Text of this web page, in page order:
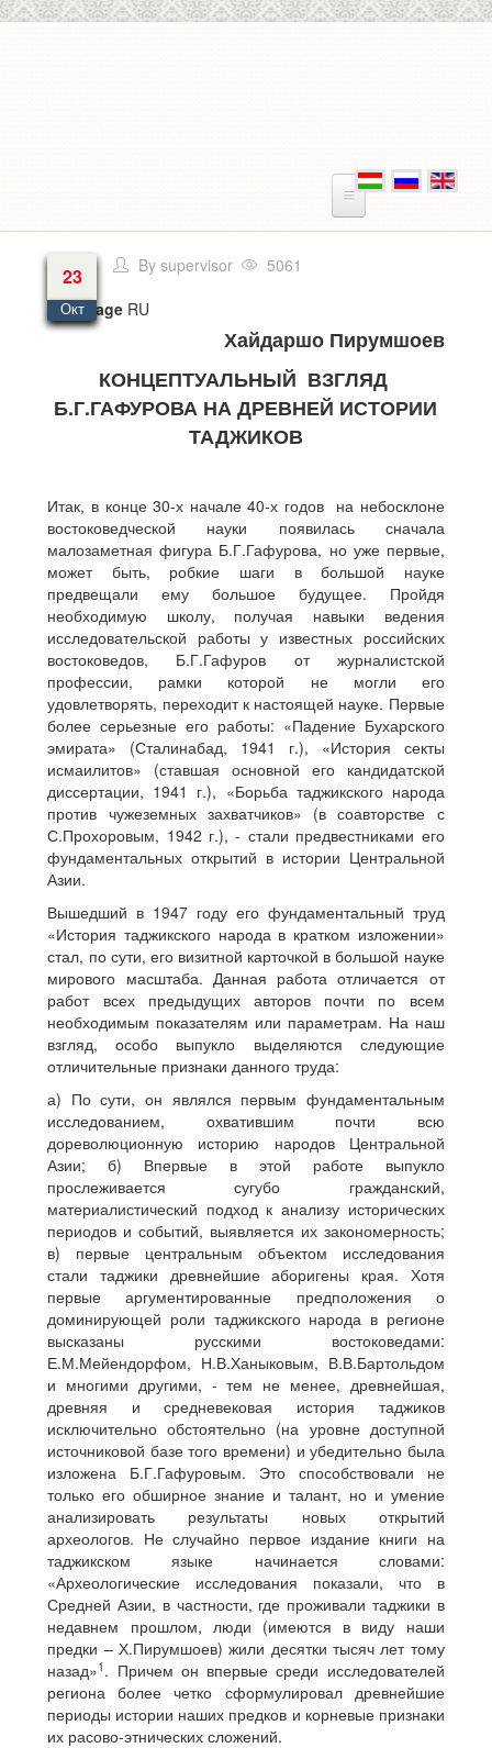
23
Окт
Bysupervisor
5061
Language RU
Хайдаршо Пирумшоев
КОНЦЕПТУАЛЬНЫЙ ВЗГЛЯД
Б.Г.ГАФУРОВА НА ДРЕВНЕЙ ИСТОРИИ
ТАДЖИКОВ
Итак, в конце 30-х начале 40-х годов на небосклоне
востоковедческой науки появилась сначала
малозаметная фигура Б.Г.Гафурова, но уже первые,
может быть, робкие шаги в большой науке
предвещали ему большое будущее. Пройдя
необходимую школу, получая навыки ведения
исследовательской работы у известных российских
востоковедов, Б.Г.Гафуров от журналистской
профессии, рамки которой не могли его
удовлетворять, переходит к настоящей науке. Первые
более серьезные его работы: «Падение Бухарского
эмирата» (Сталинабад, 1941 г.), «История секты
исмаилитов» (ставшая основной его кандидатской
диссертации, 1941 г.), «Борьба таджикского народа
против чужеземных захватчиков» (в соавторстве с
С.Прохоровым, 1942 г.), - стали предвестниками его
фундаментальных открытий в истории Центральной
Азии.
Вышедший в 1947 году его фундаментальный труд
«История таджикского народа в кратком изложении»
стал, по сути, его визитной карточкой в большой науке
мирового масштаба. Данная работа отличается от
работ всех предыдущих авторов почти по всем
необходимым показателям или параметрам. На наш
взгляд, особо выпукло выделяются следующие
отличительные признаки данного труда:
а) По сути, он являлся первым фундаментальным
исследованием, охватившим почти всю
дореволюционную историю народов Центральной
Азии; б) Впервые в этой работе выпукло
прослеживается сугубо гражданский,
материалистический подход к анализу исторических
периодов и событий, выявляется их закономерность;
в) первые центральным объектом исследования
стали таджики древнейшие аборигены края. Хотя
первые аргументированные предположения о
доминирующей роли таджикского народа в регионе
высказаны русскими востоковедами:
Е.М.Мейендорфом, Н.В.Ханыковым, В.В.Бартольдом
и многими другими, - тем не менее, древнейшая,
древняя и средневековая история таджиков
исключительно обстоятельно (на уровне доступной
источниковой базе того времени) и убедительно была
изложена Б.Г.Гафуровым. Это способствовали не
только его обширное знание и талант, но и умение
анализировать результаты новых открытий
археологов. Не случайно первое издание книги на
таджикском языке начинается словами:
«Археологические исследования показали, что в
Средней Азии, в частности, где проживали таджики в
недавнем прошлом, люди (имеются в виду наши
предки – Х.Пирумшоев) жили десятки тысяч лет тому
назад»1 . Причем он впервые среди исследователей
региона более четко сформулировал древнейшие
периоды истории наших предков и корневые признаки
их расово-этнических сложений.